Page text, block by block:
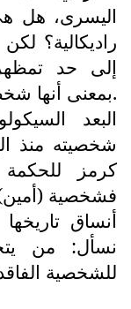
اليسرى، هل
راديكالية؟
إلى حد
.بمعنى أنها
البعد
شخصيته منذ
كرمز للحكمة
فشخصية
أنساق
نسأل: من
للشخصية